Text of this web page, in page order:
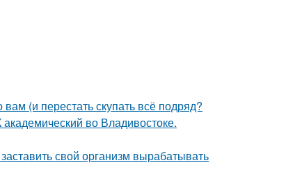
(и перестать скупать всё подряд?
во Владивостоке.
свой организм вырабатывать